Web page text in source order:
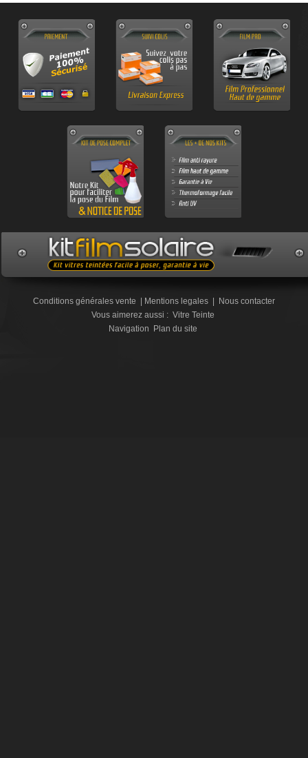
Conditions générales vente | Mentions legales | Nous contacter
Vous aimerez aussi : Vitre Teinte
Navigation Plan du site